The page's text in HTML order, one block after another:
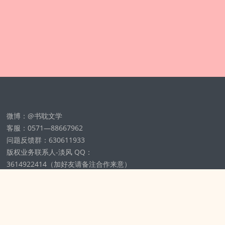
微博：@书耽文学
客服：0571—88667962
问题反馈群：630611933
版权业务联系人-淡风 QQ：
3614922414（加好友请备注合作来意）